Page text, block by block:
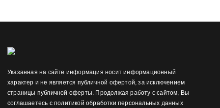
Указанная на сайте информация носит информационный
характер и не является публичной офертой, за исключением
страницы публичной оферты. Продолжая работу с сайтом, Вы
соглашаетесь с политикой обработки персональных данных